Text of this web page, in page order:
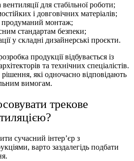
для стабільної роботи;
і довговічних матеріалів;
продуманий монтаж;
стандартам безпеки;
у складні дизайнерські проєкти.
продукції відбувається із
та технічних спеціалістів.
які одночасно відповідають
вимогам.
трекове
сучасний інтер’єр з
варто заздалегідь подбати